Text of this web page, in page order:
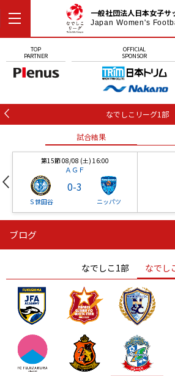
一般社団法人日本女子サ
Japan Women's
TOP
PARTNER
OFFICIAL
SPONSOR
なでしこリーグ1部
試合結果
第15節 08/08 (土) 16:00
ＡＧＦ
Ｓ世田谷
0-3
ニッパツ
ニッパツ
ニッパツ 名古屋 静岡
ブログ
なでしこ1部 なでし